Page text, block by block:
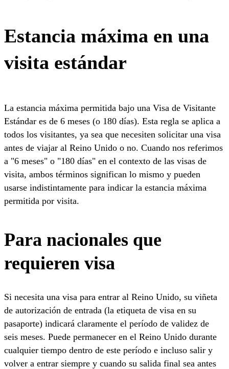
Estancia máxima en una
visita estándar
La estancia máxima permitida bajo una Visa de Visitante
Estándar es de 6 meses (o 180 días). Esta regla se aplica a
todos los visitantes, ya sea que necesiten solicitar una visa
antes de viajar al Reino Unido o no. Cuando nos referimos
a "6 meses" o "180 días" en el contexto de las visas de
visita, ambos términos significan lo mismo y pueden
usarse indistintamente para indicar la estancia máxima
permitida por visita.
Para nacionales que
requieren visa
Si necesita una visa para entrar al Reino Unido, su viñeta
de autorización de entrada (la etiqueta de visa en su
pasaporte) indicará claramente el período de validez de
seis meses. Puede permanecer en el Reino Unido durante
cualquier tiempo dentro de este período e incluso salir y
volver a entrar siempre y cuando su salida final sea antes